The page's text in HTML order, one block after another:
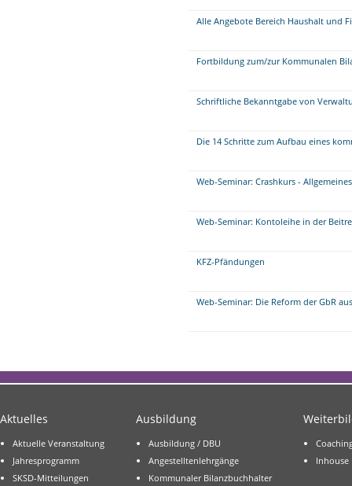
Alle Angebote Bereich Haushalt und
Fortbildung zum/zur Kommunalen
Schriftliche Bekanntgabe von
Die 14 Schritte zum Aufbau eines
Web-Seminar: Crashkurs -
Web-Seminar: Kontoleihe in der
KFZ-Pfändungen
Web-Seminar: Die Reform der GbR
Aktuelles
Aktuelle Veranstaltung
Jahresprogramm
SKSD-Mitteilungen
Ausbildung
Ausbildung / DBU
Angestelltenlehrgänge
Kommunaler Bilanzbuchhalter
Inhouse